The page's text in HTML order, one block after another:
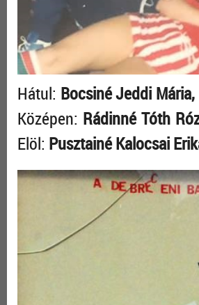
Hátul: Bocsiné Jeddi
Középen: Rádinné Tóth
Elöl: Pusztainé Kalocsai